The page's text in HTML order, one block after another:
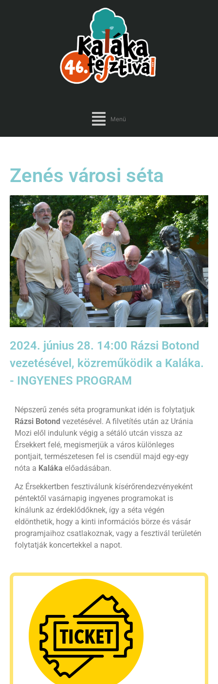
Menü
Zenés városi séta
2024. június 28. 14:00 Rázsi Botond
vezetésével, közreműködik a Kaláka.
- INGYENES PROGRAM
Népszerű zenés séta programunkat idén is folytatjuk
Rázsi Botond vezetésével. A filvetítés után az Uránia
Mozi elől indulunk végig a sétáló utcán vissza az
Érsekkert felé, megismerjük a város különleges
pontjait, természetesen fel is csendül majd egy-egy
nóta a Kaláka előadásában.
Az Érsekkertben fesztiválunk kísérőrendezvényeként
péntektől vasárnapig ingyenes programokat is
kínálunk az érdeklődőknek, így a séta végén
eldönthetik, hogy a kinti információs börze és vásár
programjaihoz csatlakoznak, vagy a fesztivál területén
folytatják koncertekkel a napot.